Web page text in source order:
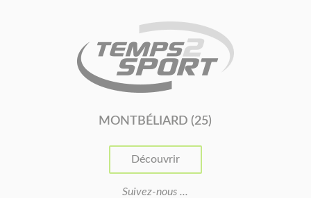
MONTBÉLIARD (25)
Découvrir
Suivez-nous ...